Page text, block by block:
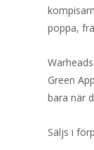
poppa,
Green
bara när
Säljs i